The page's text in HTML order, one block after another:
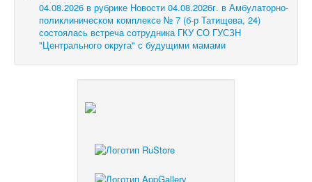
04.08.2026 в рубрике Новости 04.08.2026г. в Амбулаторно-
поликлиническом комплексе № 7 (б-р Татищева, 24)
состоялась встреча сотрудника ГКУ СО ГУСЗН
"Центрального округа" с будущими мамами